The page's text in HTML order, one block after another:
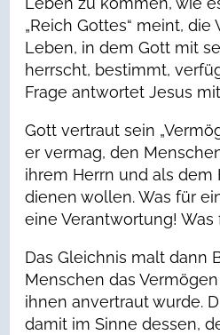
„Reich Gottes“ meint,
Leben, in dem Gott mit
herrscht, bestimmt,
Frage antwortet Jesus
Gott vertraut sein
er vermag, den
ihrem Herrn und als dem
dienen wollen. Was für
eine Verantwortung! Was
Das Gleichnis malt dann
Menschen das
ihnen anvertraut wurde.
damit im Sinne dessen,